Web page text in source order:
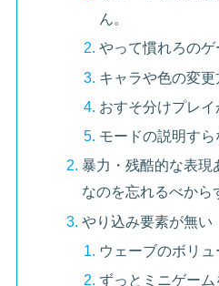
ん。
やって慣れろのゲ
キャラや色の変
おすそ分けプレイ
モードの説明す
暴力・残酷的な表現
なのを忘れるべから
やり込み要素が無い
ウェーブのボリュ
ずっとミニゲー